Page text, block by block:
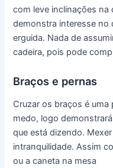
com leve inclinações
demonstra interesse no
erguida. Nada de
cadeira, pois pode
Braços e pernas
Cruzar os braços é
medo, logo
que está dizendo.
intranquilidade. Assim
ou a caneta na mesa